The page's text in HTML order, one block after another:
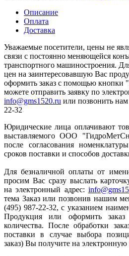
Описание
Оплата
Доставка
Уважаемые посетители, цены не
связи с постоянно меняющейся
транспортного машиностроения.
цен на заинтересовавшую Вас
оформить заказ с помощью кнопки
можете отправить заявку по
info@gms1520.ru или позвонить
22-32
Юридические лица оплачивают
выставляемого ООО
после согласования
сроков поставки и способов
Для безналичной оплаты от
просим Вас сразу выслать
на электронный адрес:
тема Заказ или позвонив нашим
(495) 987-22-32, с указанием
Продукция или оформить
количества. После обработки
поставки в случае выбора
заказ) Вы получите на электронную